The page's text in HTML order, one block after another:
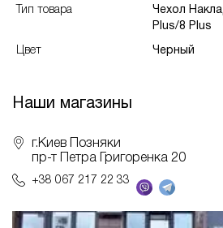
Тип товара
Чехол
Plus/8 Plus
Цвет Черный
Наши магазины
г.Киев Позняки
пр-т Петра Григоренка 20
+38 067 217 22 33